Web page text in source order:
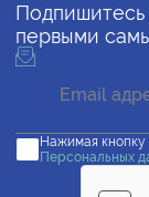
Подпишитесь
первыми
Нажимая кнопку
Персональных